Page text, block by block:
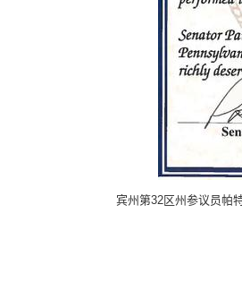
宾州第32区州参议员帕